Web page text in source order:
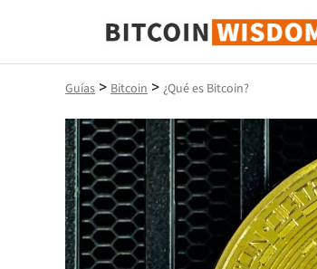
Sabiduría de Bitcoin
Guías > Bitcoin > ¿Qué es Bitcoin?